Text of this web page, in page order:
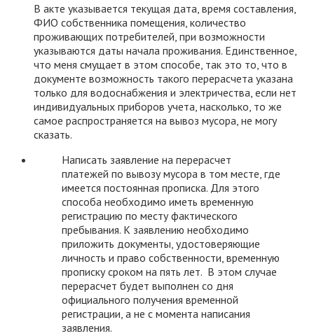
В акте указывается текущая дата, время составления,
ФИО собственника помещения, количество
проживающих потребителей, при возможности
указываются даты начала проживания. Единственное,
что меня смущает в этом способе, так это то, что в
документе возможность такого перерасчета указана
только для водоснабжения и электричества, если нет
индивидуальных приборов учета, насколько, то же
самое распространяется на вывоз мусора, не могу
сказать.
Написать заявление на перерасчет
платежей по вывозу мусора в том месте, где
имеется постоянная прописка. Для этого
способа необходимо иметь временную
регистрацию по месту фактического
пребывания. К заявлению необходимо
приложить документы, удостоверяющие
личность и право собственности, временную
прописку сроком на пять лет. В этом случае
перерасчет будет выполнен со дня
официального получения временной
регистрации, а не с момента написания
заявления.